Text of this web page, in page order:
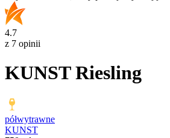
4.7
z 7 opinii
KUNST Riesling
półwytrawne
KUNST